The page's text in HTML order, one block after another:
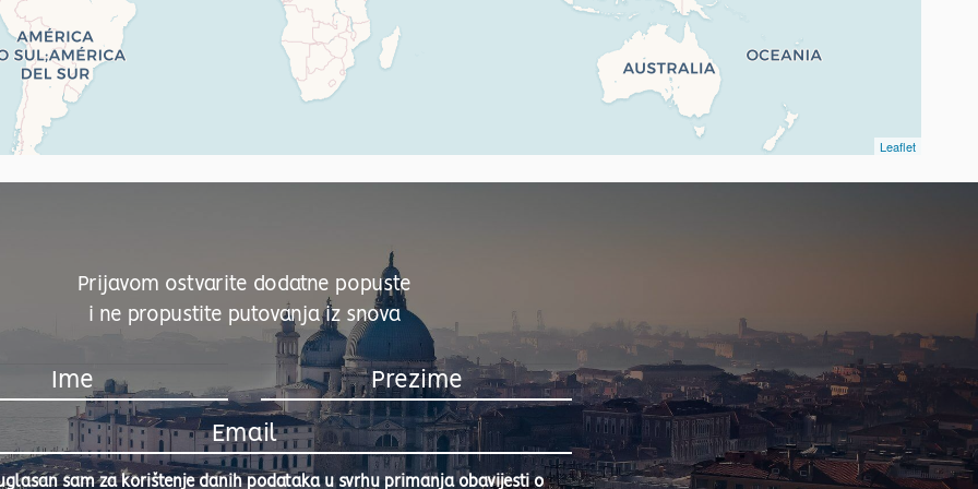
Leaflet
Prijavom ostvarite dodatne popuste
i ne propustite putovanja iz snova
sam za korištenje danih podataka u svrhu primanja obavijesti o